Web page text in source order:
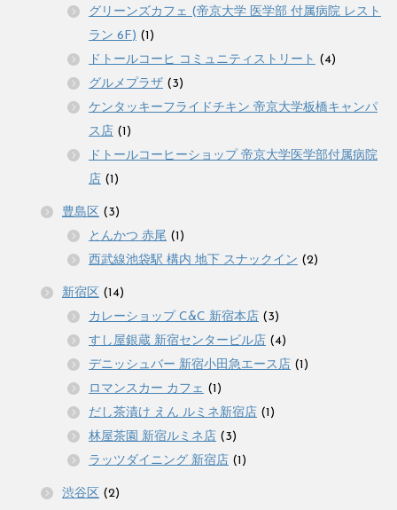
グリーンズカフェ (帝京大学 医学部 付属病院 レスト
ラン 6F) (1)
ドトールコーヒ コミュニティストリート (4)
グルメプラザ (3)
ケンタッキーフライドチキン 帝京大学板橋キャンパ
ス店 (1)
ドトールコーヒーショップ 帝京大学医学部付属病院
店 (1)
豊島区 (3)
とんかつ 赤尾 (1)
西武線池袋駅 構内 地下 スナックイン (2)
新宿区 (14)
カレーショップ C&C 新宿本店 (3)
すし屋銀蔵 新宿センタービル店 (4)
デニッシュバー 新宿小田急エース店 (1)
ロマンスカー カフェ (1)
だし茶漬け えん ルミネ新宿店 (1)
林屋茶園 新宿ルミネ店 (3)
ラッツダイニング 新宿店 (1)
渋谷区 (2)